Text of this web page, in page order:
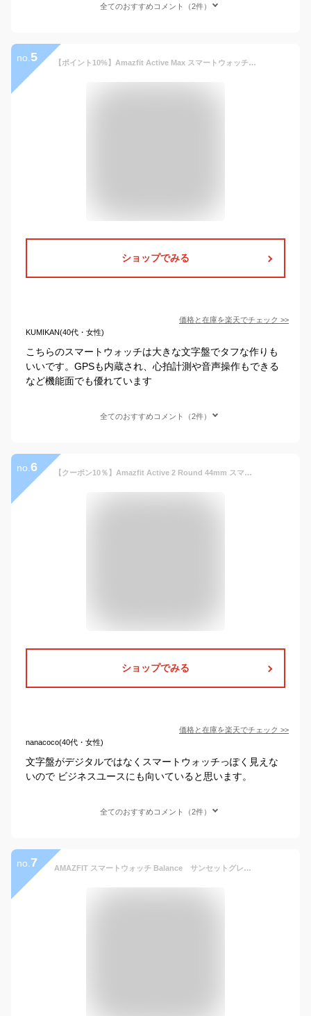
全てのおすすめコメント（2件）
no. 5 【ポイント10%】Amazfit Active Max スマートウォッチ アマズフィット 日本正規代理店 3000nit高輝度 GPS内蔵 4Gストレージ 25日間バッテリー オフラインマップ 心拍 睡眠 健康管理 スポーツモード ナビゲーション 音声操作 AI 運動管理 HYROX ハイロックス
ショップでみる
価格と在庫を楽天でチェック >>
KUMIKAN(40代・女性)
こちらのスマートウォッチは大きな文字盤でタフな作りも
いいです。GPSも内蔵され、心拍計測や音声操作もできる
など機能面でも優れています
全てのおすすめコメント（2件）
no. 6 【クーポン10％】Amazfit Active 2 Round 44mm スマートウォッチ アマズフィット 日本正規代理店 延長保証 音声操作 2000nit高輝度 GPS内蔵 オフラインマップ 心拍 睡眠 健康管理 スポーツモード ナビゲーション ルートインポート AI 音声 10日間バッテリー
ショップでみる
価格と在庫を楽天でチェック >>
nanacoco(40代・女性)
文字盤がデジタルではなくスマートウォッチっぽく見えな
いので ビジネスユースにも向いていると思います。
全てのおすすめコメント（2件）
no. 7 AMAZFIT スマートウォッチ Balance サンセットグレー SP170065C203 【正規品】